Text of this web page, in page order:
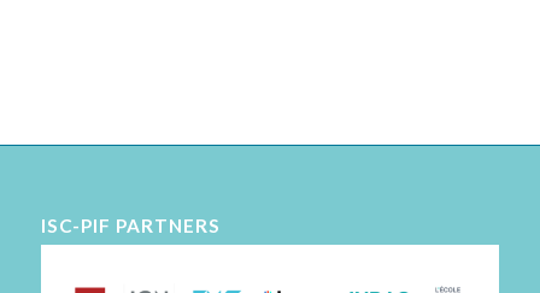
ISC-PIF PARTNERS